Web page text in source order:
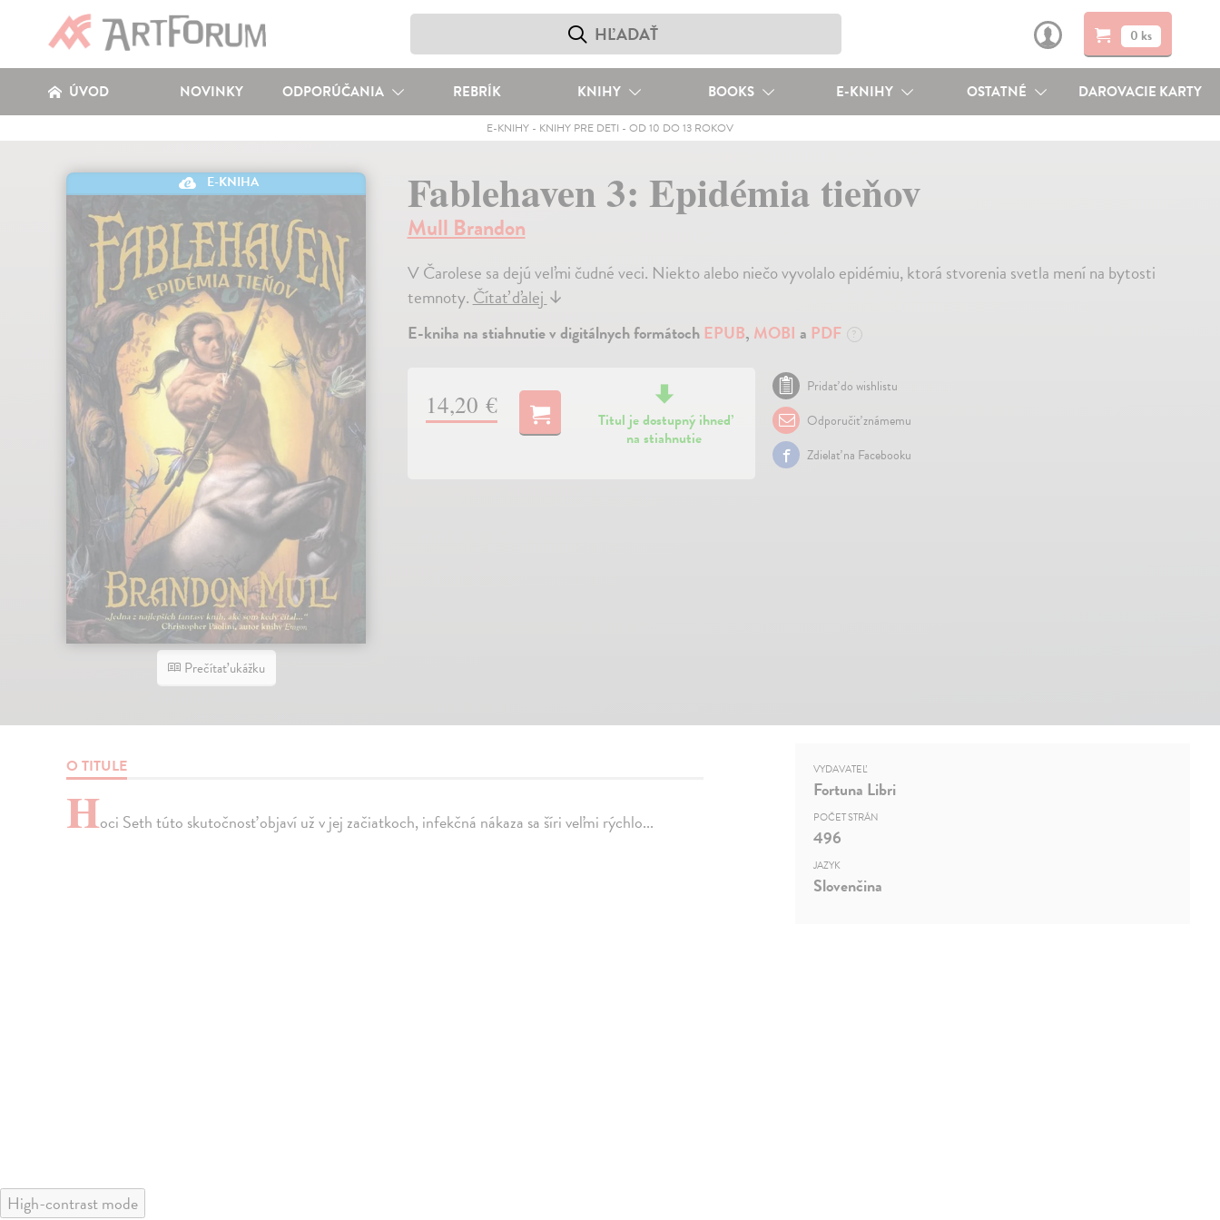
0 ks
ÚVOD NOVINKY ODPORÚČANIA REBRÍK KNIHY BOOKS E-KNIHY OSTATNÉ DAROVACIE KARTY
E-KNIHY- KNIHY PRE DETI - OD 10 DO 13 ROKOV
E-KNIHA
Prečítať ukážku
Fablehaven 3: Epidémia tieňov
Mull Brandon
V Čarolese sa dejú veľmi čudné veci. Niekto alebo niečo vyvolalo epidémiu, ktorá stvorenia svetla mení na bytosti
temnoty.Čítať ďalej↓
E-kniha na stiahnutie v digitálnych formátoch EPUB, MOBI a PDF ?
14,20 €
Titul je dostupný ihneď
na stiahnutie
Pridať do wishlistu
Odporučiť známemu
Zdielať na Facebooku
O TITULE
Hoci Seth túto skutočnosť objaví už v jej začiatkoch, infekčná nákaza sa šíri veľmi rýchlo...
VYDAVATEĽ
Fortuna Libri
POČET STRÁN
496
JAZYK
Slovenčina
High-contrast mode